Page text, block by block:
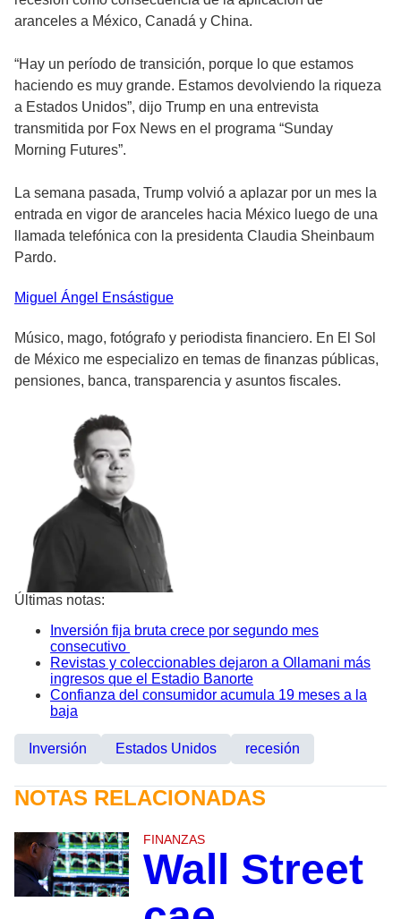
aranceles a México, Canadá y China.
“Hay un período de transición, porque lo que estamos
haciendo es muy grande. Estamos devolviendo la riqueza
a Estados Unidos”, dijo Trump en una entrevista
transmitida por Fox News en el programa “Sunday
Morning Futures”.
La semana pasada, Trump volvió a aplazar por un mes la
entrada en vigor de aranceles hacia México luego de una
llamada telefónica con la presidenta Claudia Sheinbaum
Pardo.
Miguel Ángel Ensástigue
Músico, mago, fotógrafo y periodista financiero. En El Sol
de México me especializo en temas de finanzas públicas,
pensiones, banca, transparencia y asuntos fiscales.
Últimas notas:
Inversión fija bruta crece por segundo mes
consecutivo
Revistas y coleccionables dejaron a Ollamani más
ingresos que el Estadio Banorte
Confianza del consumidor acumula 19 meses a la
baja
Inversión Estados Unidos recesión
NOTAS RELACIONADAS
FINANZAS
Wall Street